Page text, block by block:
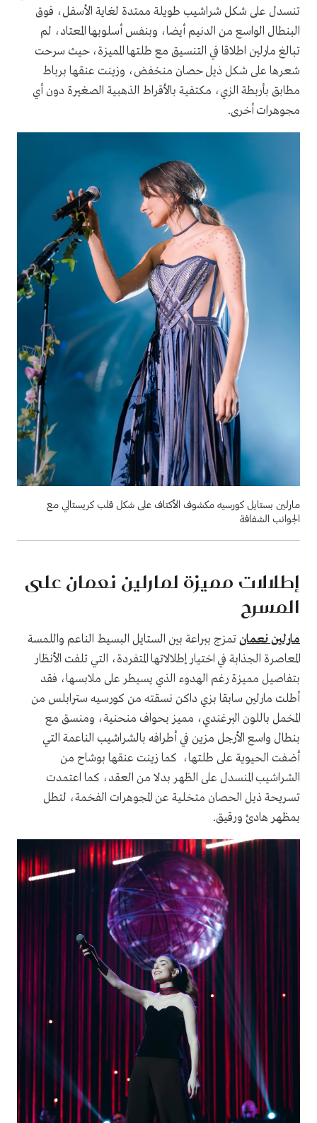
تنسدل على شكل شراشيب طويلة ممتدة لغاية الأسفل، فوق
البنطال الواسع من الدنيم أيضا، وبنفس أسلوبها المعتاد، لم
تبالغ مارلين اطلاقا في التنسيق مع طلتها المميزة، حيث سرحت
شعرها على شكل ذيل حصان منخفض، وزينت عنقها برباط
مطابق بأربطة الزي، مكتفية بالأقراط الذهبية الصغيرة دون أي
مجوهرات أخرى.
مارلين بستايل كورسيه مكشوف الأكتاف على شكل قلب كريستالي مع
الجوانب الشفافة
إطلالات مميزة لمارلين نعمان على
المسرح
مارلين نعمانتمزج ببراعة بين الستايل البسيط الناعم واللمسة
المعاصرة الجذابة في اختيار إطلالاتها المتفردة، التي تلفت الأنظار
بتفاصيل مميزة رغم الهدوء الذي يسيطر على ملابسها، فقد
أطلت مارلين سابقا بزي داكن نسقته من كورسيه سترابلس من
المخمل باللون البرغندي، مميز بحواف منحنية، ومنسق مع
بنطال واسع الأرجل مزين في أطرافه بالشراشيب الناعمة التي
أضفت الحيوية على طلتها، كما زينت عنقها بوشاح من
الشراشيب المنسدل على الظهر بدلا من العقد، كما اعتمدت
تسريحة ذيل الحصان متخلية عن المجوهرات الفخمة، لتطل
بمظهر هادئ ورقيق.